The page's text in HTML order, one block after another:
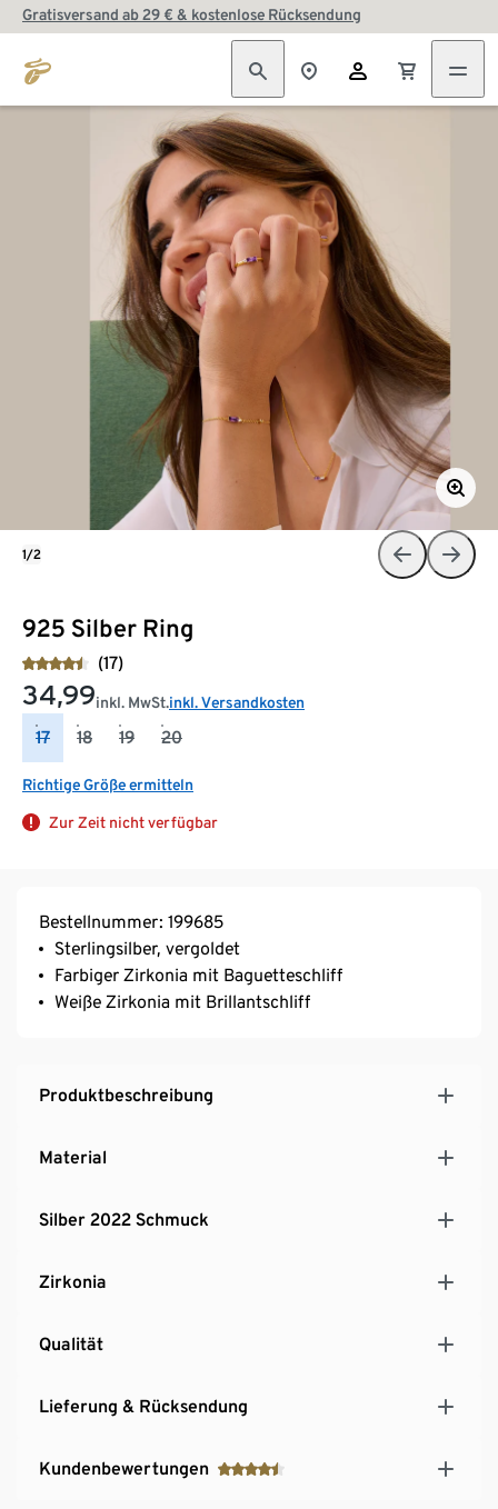
Gratisversand ab 29 € & kostenlose Rücksendung
925 Silber Ring
(17)
34,99inkl. MwSt.inkl. Versandkosten
17 18 19 20
Richtige Größe ermitteln
Zur Zeit nicht verfügbar
1/2
Bestellnummer: 199685
Sterlingsilber, vergoldet
Farbiger Zirkonia mit Baguetteschliff
Weiße Zirkonia mit Brillantschliff
Produktbeschreibung
Material
Silber 2022 Schmuck
Zirkonia
Qualität
Lieferung & Rücksendung
Kundenbewertungen